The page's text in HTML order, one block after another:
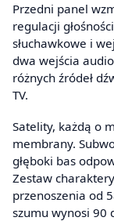
Przedni panel
regulacji
słuchawkowe i
dwa wejścia
różnych źródeł
TV.
Satelity, każdą o
membrany.
głęboki bas
Zestaw
przenoszenia od
szumu wynosi 90